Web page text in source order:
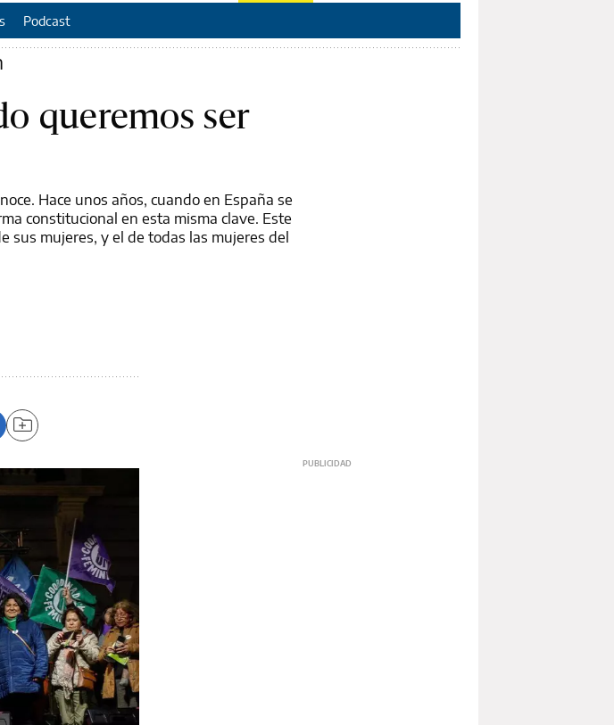
Podcast
queremos ser
Hace unos años, cuando en España se
constitucional en esta misma clave. Este
sus mujeres, y el de todas las mujeres del